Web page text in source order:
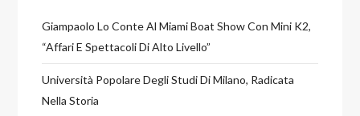
Giampaolo Lo Conte Al Miami Boat Show Con Mini K2,
“affari E Spettacoli Di Alto Livello”
Università Popolare Degli Studi Di Milano, Radicata
Nella Storia